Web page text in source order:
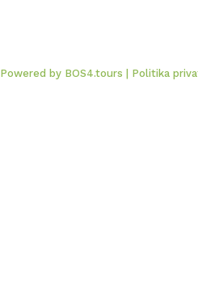
Powered by BOS4.tours | Politika